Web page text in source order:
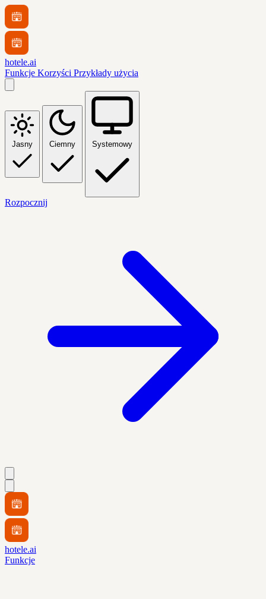
hotele.ai
Funkcje Korzyści Przykłady użycia
Jasny Ciemny Systemowy
Rozpocznij
hotele.ai
Funkcje